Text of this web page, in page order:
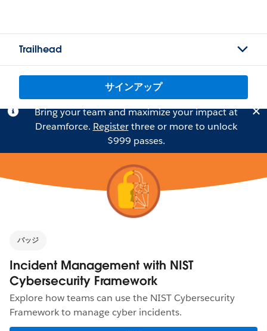
Trailhead
サインアップ
Bring your team and maximize your impact at
Dreamforce. Registerthree or more to unlock
$999 passes.
バッジ
Incident Management with NIST
Cybersecurity Framework
Explore how teams can use the NIST Cybersecurity
Framework to manage cyber incidents.